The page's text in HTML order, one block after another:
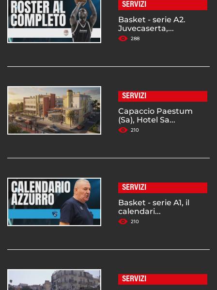
SERVIZI
Basket - serie A2.
Juvecaserta,...
288
SERVIZI
Capaccio Paestum
(Sa), Hotel Sa...
210
SERVIZI
Basket - serie A1, il
calendari...
210
SERVIZI